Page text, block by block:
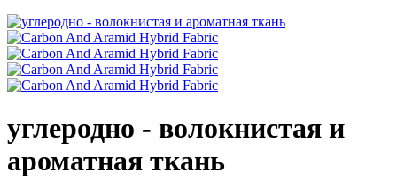
углеродно - волокнистая и
ароматная ткань